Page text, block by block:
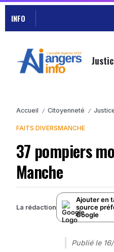
INFO
Accueil / Citoyenneté /
FAITS DIVERSMANCHE
37 pompiers
Manche
La rédaction
Ajouter en
source
Google
Publié le